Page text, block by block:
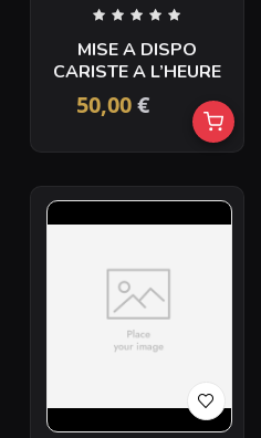
MISE A DISPO
CARISTE A L’HEURE
50,00€